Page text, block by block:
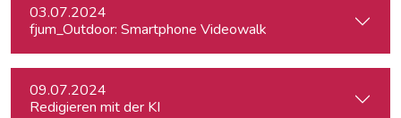
03.07.2024
fjum_Outdoor: Smartphone Videowalk
09.07.2024
Redigieren mit der KI